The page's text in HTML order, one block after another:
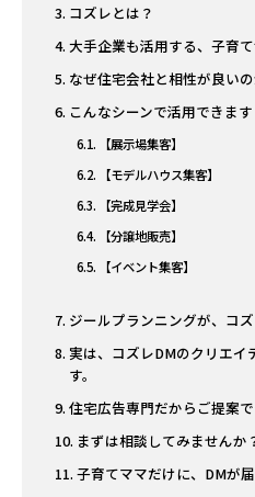
コズレとは？
大手企業も活用する、子育
なぜ住宅会社と相性が良いの
こんなシーンで活用できます
【展示場集客】
【モデルハウス集客】
【完成見学会】
【分譲地販売】
【イベント集客】
ジールプランニングが、コ
実は、コズレDMのクリエイ
す。
住宅広告専門だからご提案で
まずは相談してみませんか
子育てママだけに、DMが届